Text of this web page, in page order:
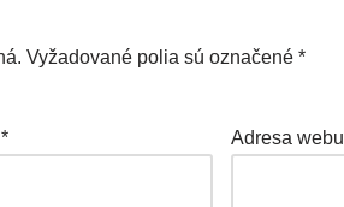
Vyžadované polia sú označené *
* Adresa webu